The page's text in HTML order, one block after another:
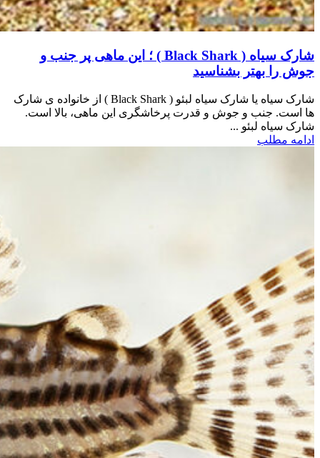
شارک سیاه ( Black Shark ) ؛ این ماهی پر جنب و
جوش را بهتر بشناسید
شارک سیاه یا شارک سیاه لبئو ( Black Shark ) از خانواده ی شارک
ها است. جنب و جوش و قدرت پرخاشگری این ماهی، بالا است.
شارک سیاه لبئو ...
ادامه مطلب